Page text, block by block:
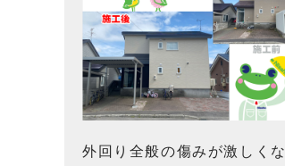
外回り全般の傷みが激しくな